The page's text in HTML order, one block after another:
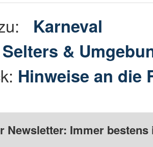
Karneval
Selters &
Hinweise an die
Newsletter: Immer